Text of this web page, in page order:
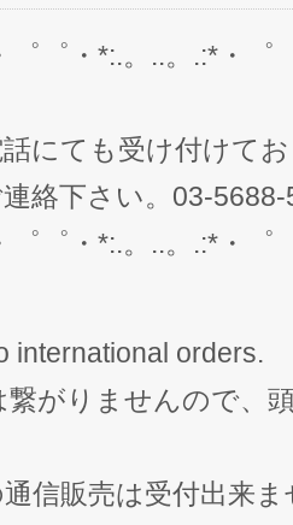
゜゜・*:.。..。.:*・
にても受け付けて
絡下さい。03-5688-
゜゜・*:.。..。.:*・
international orders.
がりませんので、
信販売は受付出来